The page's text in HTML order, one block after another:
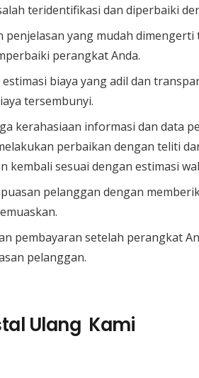
teridentifikasi dan diperbaiki
penjelasan yang mudah
perangkat Anda.
biaya yang adil dan
tersembunyi.
kerahasiaan informasi dan data
perbaikan dengan teliti
kembali sesuai dengan estimasi
pelanggan dengan
pembayaran setelah perangkat
pelanggan.
Ulang Kami